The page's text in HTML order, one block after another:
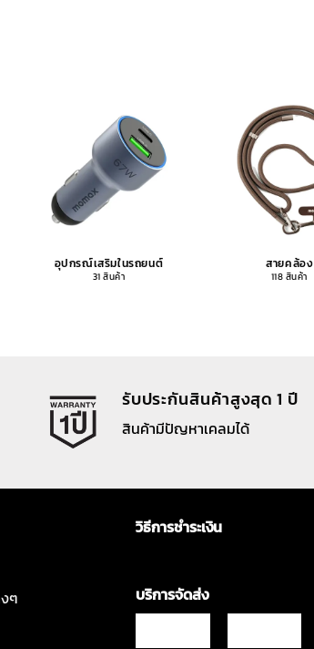
อุปกรณ์เสริมในรถยนต์
31 สินค้า
สายคล้อง
118 สินค้า
รับประกันสินค้าสูงสุด 1 ปี
สินค้ามีปัญหาเคลมได้
ๆ
วิธีการชำระเงิน
บริการจัดส่ง